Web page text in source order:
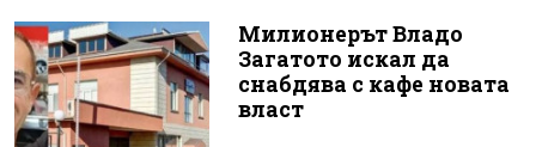
Милионерът Владо
Загатото искал да
снабдява с кафе новата
власт